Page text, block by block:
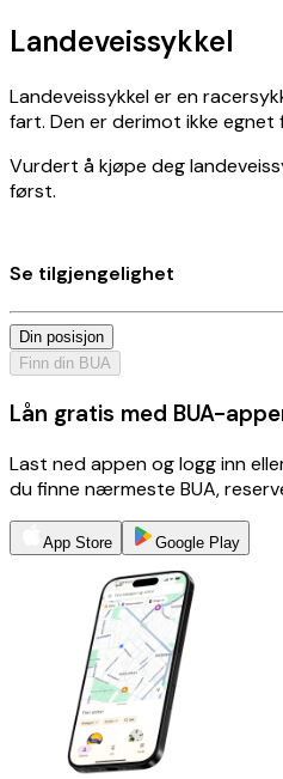
Landeveissykkel
Landeveissykkel er en
fart. Den er derimot ikke egnet
Vurdert å kjøpe deg
først.
Se tilgjengelighet
Din posisjon
Finn din BUA
Lån gratis med BUA-
Last ned appen og logg inn
du finne nærmeste BUA,
App Store Google Play